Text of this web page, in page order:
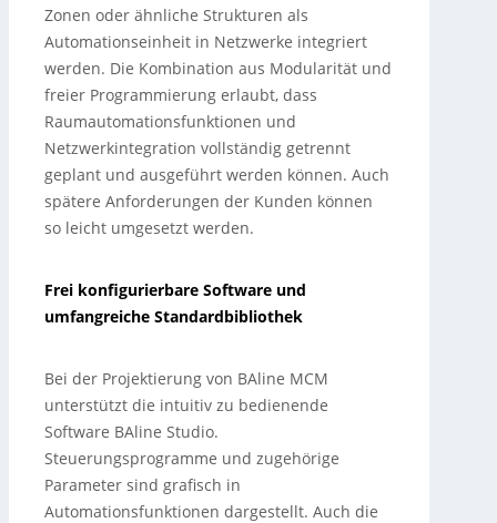
Zonen oder ähnliche Strukturen als
Automationseinheit in Netzwerke integriert
werden. Die Kombination aus Modularität und
freier Programmierung erlaubt, dass
Raumautomationsfunktionen und
Netzwerkintegration vollständig getrennt
geplant und ausgeführt werden können. Auch
spätere Anforderungen der Kunden können
so leicht umgesetzt werden.
Frei konfigurierbare Software und
umfangreiche Standardbibliothek
Bei der Projektierung von BAline MCM
unterstützt die intuitiv zu bedienende
Software BAline Studio.
Steuerungsprogramme und zugehörige
Parameter sind grafisch in
Automationsfunktionen dargestellt. Auch die